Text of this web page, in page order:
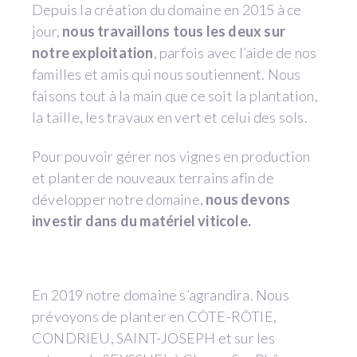
Depuis la création du domaine en 2015 à ce
jour, nous travaillons tous les deux sur
notre exploitation, parfois avec l’aide de nos
familles et amis qui nous soutiennent. Nous
faisons tout à la main que ce soit la plantation,
la taille, les travaux en vert et celui des sols.
Pour pouvoir gérer nos vignes en production
et planter de nouveaux terrains afin de
développer notre domaine, nous devons
investir dans du matériel viticole.
En 2019 notre domaine s’agrandira. Nous
prévoyons de planter en CÔTE-RÔTIE,
CONDRIEU, SAINT-JOSEPH et sur les